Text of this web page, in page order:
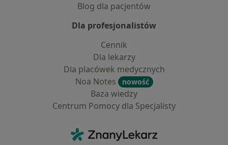
Blog dla pacjentów
Dla profesjonalistów
Cennik
Dla lekarzy
Dla placówek medycznych
Noa Notes
nowość
Baza wiedzy
Centrum Pomocy dla Specjalisty
ZnanyLekarz - Strona główna